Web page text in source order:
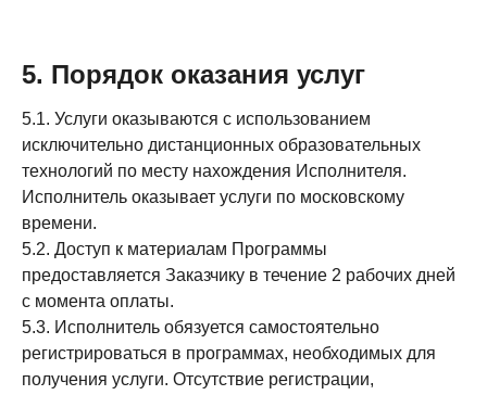
5. Порядок оказания услуг
5.1. Услуги оказываются с использованием
исключительно дистанционных образовательных
технологий по месту нахождения Исполнителя.
Исполнитель оказывает услуги по московскому
времени.
5.2. Доступ к материалам Программы
предоставляется Заказчику в течение 2 рабочих дней
с момента оплаты.
5.3. Исполнитель обязуется самостоятельно
регистрироваться в программах, необходимых для
получения услуги. Отсутствие регистрации,